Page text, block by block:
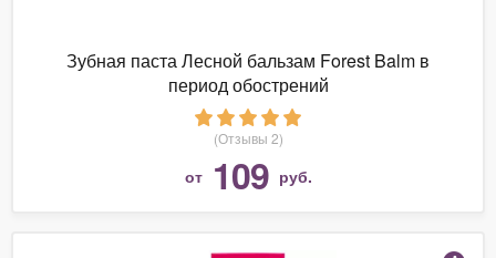
Зубная паста Лесной бальзам Forest Balm в
период обострений
(Отзывы 2)
от 109 руб.